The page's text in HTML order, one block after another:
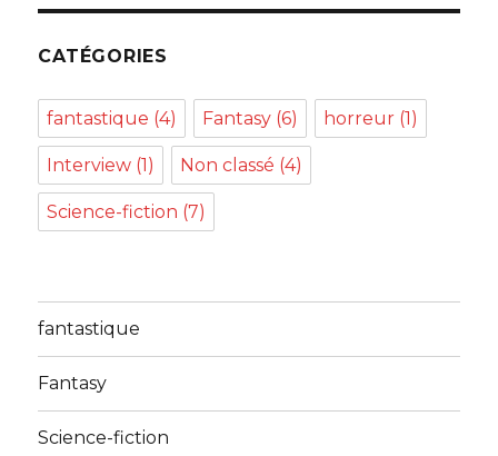
CATÉGORIES
fantastique (4) Fantasy (6) horreur (1)
Interview (1) Non classé (4)
Science-fiction (7)
fantastique
Fantasy
Science-fiction